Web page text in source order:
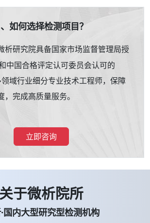
如何选择检测项目？
析研究院具备国家市场监督管理局授
中国合格评定认可委员会认可的
领域行业细分专业技术工程师，保障
完成高质量服务。
立即咨询
关于微析院所
国内大型研究型检测机构